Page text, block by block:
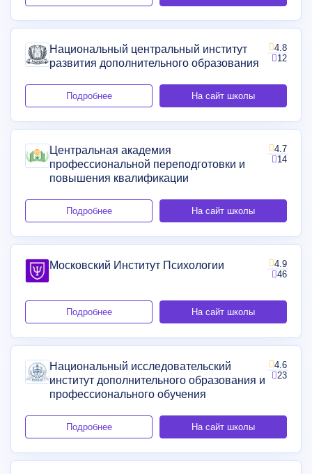
Национальный центральный институт
развития дополнительного образования
4.8
12
Подробнее На сайт школы
Центральная академия
профессиональной переподготовки и
повышения квалификации
4.7
14
Подробнее На сайт школы
Московский Институт Психологии
4.9
46
Подробнее На сайт школы
Национальный исследовательский
институт дополнительного образования и
профессионального обучения
4.6
23
Подробнее На сайт школы